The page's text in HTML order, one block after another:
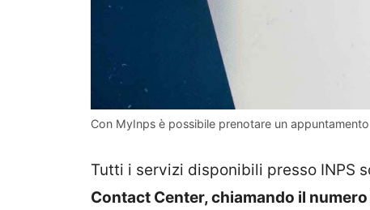
Con MyInps è possibile prenotare un
Tutti i servizi disponibili presso INPS
Contact Center, chiamando il